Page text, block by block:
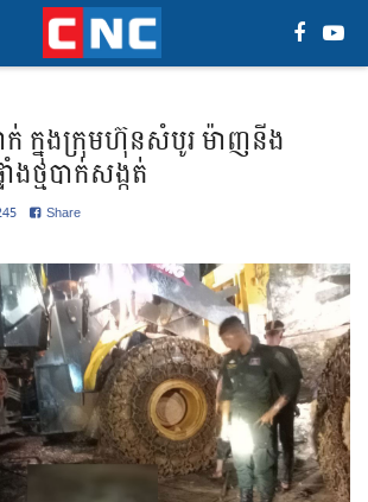
ាក់ ក្នុងក្រុមហ៊ុនសំបូរ ម៉ាញនីង
ងថ្មបាក់សង្កត់
Share